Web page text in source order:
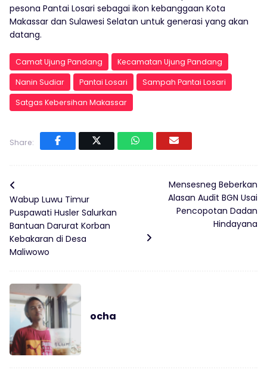
pesona Pantai Losari sebagai ikon kebanggaan Kota
Makassar dan Sulawesi Selatan untuk generasi yang akan
datang.
Camat Ujung Pandang
Kecamatan Ujung Pandang
Nanin Sudiar
Pantai Losari
Sampah Pantai Losari
Satgas Kebersihan Makassar
Share:
Wabup Luwu Timur
Puspawati Husler Salurkan
Bantuan Darurat Korban
Kebakaran di Desa
Maliwowo
Mensesneg Beberkan
Alasan Audit BGN Usai
Pencopotan Dadan
Hindayana
ocha